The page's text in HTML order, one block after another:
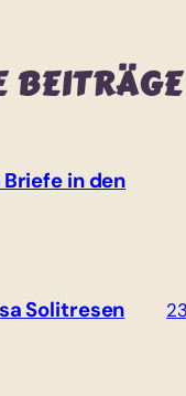
BEITRÄGE
in den
Solitresen